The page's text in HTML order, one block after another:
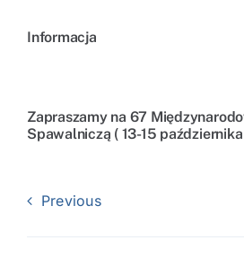
Informacja
Zapraszamy na 67
Spawalniczą ( 13-15
Previous